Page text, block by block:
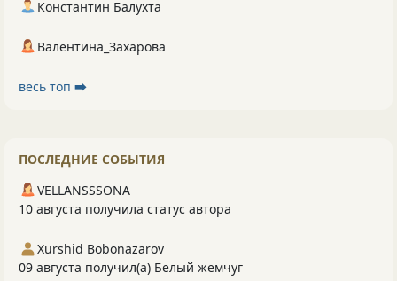
Константин Балухта
Валентина_Захарова
весь топ ⮕
ПОСЛЕДНИЕ СОБЫТИЯ
VELLANSSSONA
10 августа получила статус автора
Xurshid Bobonazarov
09 августа получил(а) Белый жемчуг